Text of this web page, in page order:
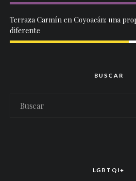
Terraza Carmín en Coyoacán: una
diferente
BUSCAR
LGBTQI+